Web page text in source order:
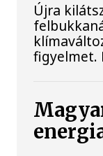
Újra
figyelmet.